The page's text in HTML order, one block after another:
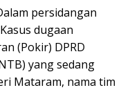
persidangan
dugaan
(Pokir) DPRD
yang sedang
Mataram, nama tim